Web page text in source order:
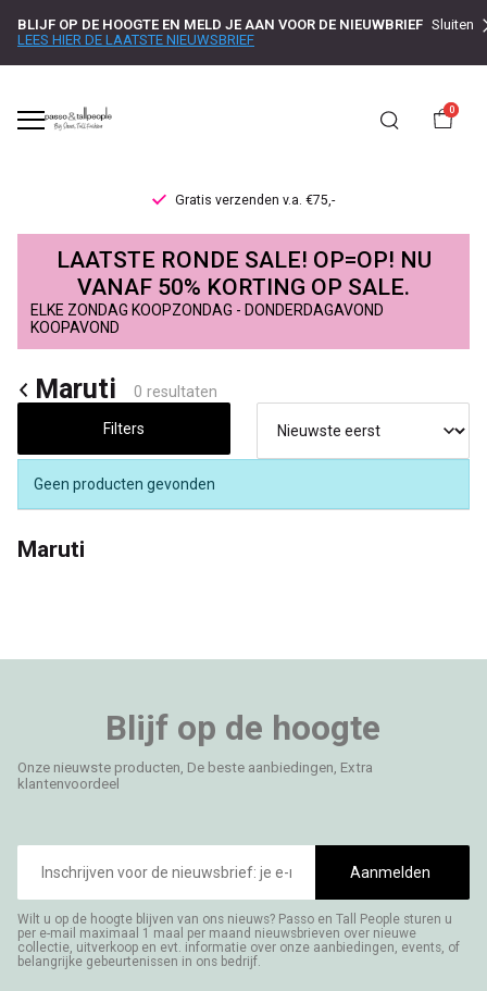
BLIJF OP DE HOOGTE EN MELD JE AAN VOOR DE NIEUWBRIEF
LEES HIER DE LAATSTE NIEUWSBRIEF
Sluiten
0
Gratis verzenden v.a. €75,-
Maruti
Passo
LAATSTE RONDE SALE! OP=OP! NU
VANAF 50% KORTING OP SALE.
ELKE ZONDAG KOOPZONDAG - DONDERDAGAVOND
KOOPAVOND
Maruti 0 resultaten
Filters
Geen producten gevonden
Maruti
Blijf op de hoogte
Onze nieuwste producten, De beste aanbiedingen, Extra
klantenvoordeel
mailadres
Aanmelden
Wilt u op de hoogte blijven van ons nieuws? Passo en Tall People sturen u
per e-mail maximaal 1 maal per maand nieuwsbrieven over nieuwe
collectie, uitverkoop en evt. informatie over onze aanbiedingen, events, of
belangrijke gebeurtenissen in ons bedrijf.